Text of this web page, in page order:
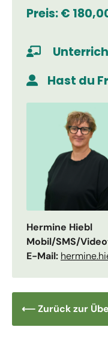
Preis: €
Hast du
Hermine Hiebl
Mobil/SMS/
E-Mail:
⟵ Zurück zur